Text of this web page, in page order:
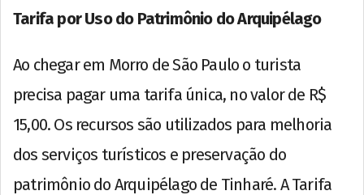
Tarifa por Uso do Patrimônio do Arquipélago
Ao chegar em Morro de São Paulo o turista
precisa pagar uma tarifa única, no valor de R$
15,00. Os recursos são utilizados para melhoria
dos serviços turísticos e preservação do
patrimônio do Arquipélago de Tinharé. A Tarifa